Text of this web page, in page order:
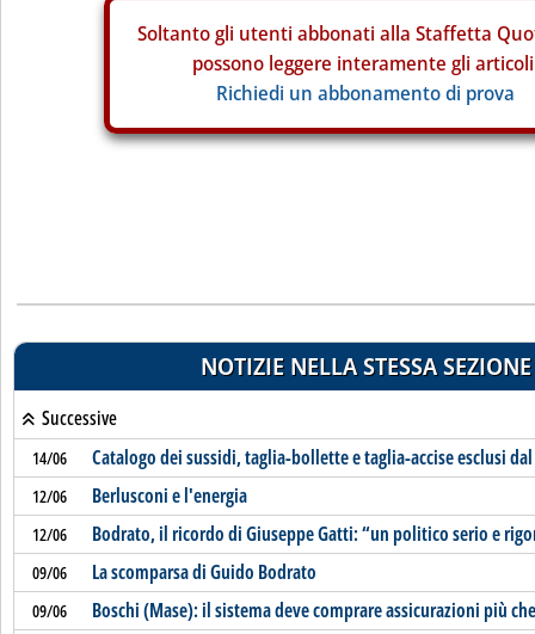
Soltanto gli utenti abbonati alla Staffetta
possono leggere interamente gli
Richiedi un abbonamento di prova
NOTIZIE NELLA STESSA SEZIONE
Successive
14/06 Catalogo dei sussidi, taglia-bollette e taglia-accise esclusi
12/06 Berlusconi e l'energia
12/06 Bodrato, il ricordo di Giuseppe Gatti: “un politico serio e
09/06 La scomparsa di Guido Bodrato
09/06 Boschi (Mase): il sistema deve comprare assicurazioni più